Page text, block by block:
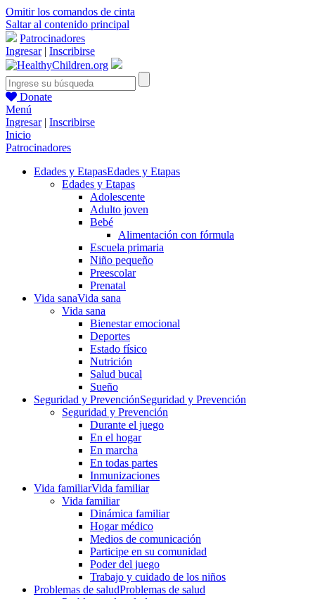
Omitir los comandos de cinta
Saltar al contenido principal
Patrocinadores
Ingresar| Inscribirse
Donate
Menú
Ingresar| Inscribirse
Inicio
Patrocinadores
Edades y EtapasEdades y Etapas
Edades y Etapas
Adolescente
Adulto joven
Bebé
Alimentación con fórmula
Escuela primaria
Niño pequeño
Preescolar
Prenatal
Vida sanaVida sana
Vida sana
Bienestar emocional
Deportes
Estado físico
Nutrición
Salud bucal
Sueño
Seguridad y PrevenciónSeguridad y Prevención
Seguridad y Prevención
Durante el juego
En el hogar
En marcha
En todas partes
Inmunizaciones
Vida familiarVida familiar
Vida familiar
Dinámica familiar
Hogar médico
Medios de comunicación
Participe en su comunidad
Poder del juego
Trabajo y cuidado de los niños
Problemas de saludProblemas de salud